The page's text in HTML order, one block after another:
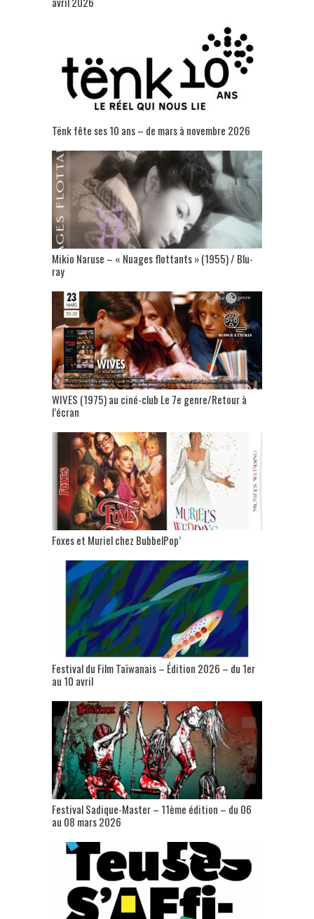
Tënk fête ses 10 ans – de mars à novembre 2026
Mikio Naruse – « Nuages flottants » (1955) / Blu-
ray
WIVES (1975) au ciné-club Le 7e genre/Retour à
l’écran
Foxes et Muriel chez BubbelPop’
Festival du Film Taïwanais – Édition 2026 – du 1er
au 10 avril
Festival Sadique-Master – 11ème édition – du 06
au 08 mars 2026